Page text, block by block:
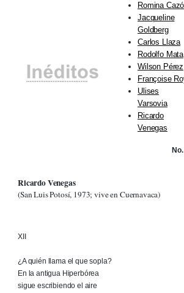
Romina
Jacqueline
Goldberg
Carlos Llaza
Rodolfo Mata
Wilson Pérez
Françoise
Ulises
Varsovia
Ricardo
Venegas
Ricardo Venegas
(San Luis Potosí, 1973; vive en Cuernavaca)
XII
¿A quién llama el que sopla?
En la antigua Hiperbórea
sigue escribiendo el aire